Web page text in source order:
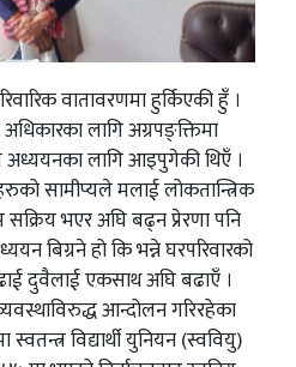
वातावरणमा हुर्किएकी हुँ ।
लागि अग्रपङ्क्तिमा
अध्ययनका लागि आइपुगेकी थिएँ ।
सामीप्यले मलाई लोकतान्त्रिक
भएर अघि बढ्न प्रेरणा पनि
बिग्रने हो कि भन्ने घरपरिवारको
दुवैलाई एकसाथ अघि बढाएँ ।
आन्दोलन गरिरहेका
विद्यार्थी युनियन (स्ववियु)